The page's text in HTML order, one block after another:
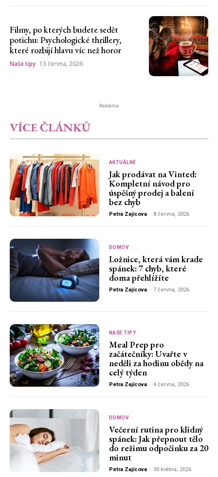
Filmy, po kterých budete sedět
potichu: Psychologické thrillery,
které rozbijí hlavu víc než horor
Naše tipy 13 června, 2026
Reklama
VÍCE ČLÁNKŮ
AKTUÁLNĚ
Jak prodávat na Vinted:
Kompletní návod pro
úspěšný prodej a balení
bez chyb
Petra Zajícova - 8 června, 2026
DOMOV
Ložnice, která vám krade
spánek: 7 chyb, které
doma přehlížíte
Petra Zajícova - 7 června, 2026
NAŠE TIPY
Meal Prep pro
začátečníky: Uvařte v
neděli za hodinu obědy na
celý týden
Petra Zajícova - 4 června, 2026
DOMOV
Večerní rutina pro klidný
spánek: Jak přepnout tělo
do režimu odpočinku za 20
minut
Petra Zajícova - 30 května, 2026